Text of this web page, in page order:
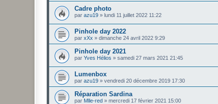
Cadre photo
par azu19 » lundi 11 juillet 2022 11:22
Pinhole day 2022
par xXx » dimanche 24 avril 2022 9:29
Pinhole day 2021
par Yves Hélios » samedi 27 mars 2021 21:45
Lumenbox
par azu19 » vendredi 20 décembre 2019 17:30
Réparation Sardina
par Mlle-red » mercredi 17 février 2021 15:00